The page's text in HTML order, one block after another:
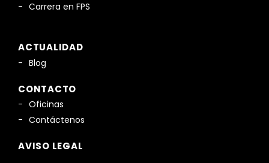
Carrera en FPS
ACTUALIDAD
Blog
CONTACTO
Oficinas
Contáctenos
AVISO LEGAL